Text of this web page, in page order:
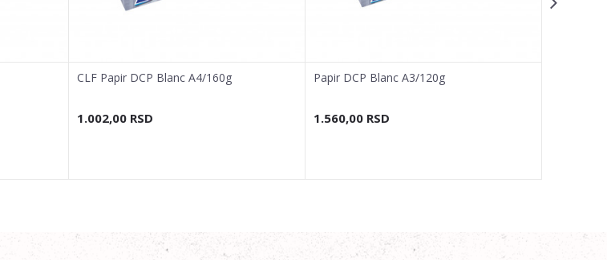
CLF Papir DCP Blanc A4/160g
1.002,00 RSD
Papir DCP Blanc A3/120g
1.560,00 RSD